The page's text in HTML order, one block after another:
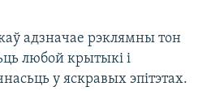
адзначае рэклямны тон
любой крытыкі і
у яскравых эпітэтах.